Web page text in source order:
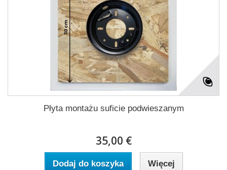
Płyta montażu suficie podwieszanym
35,00 €
Dodaj do koszyka Więcej